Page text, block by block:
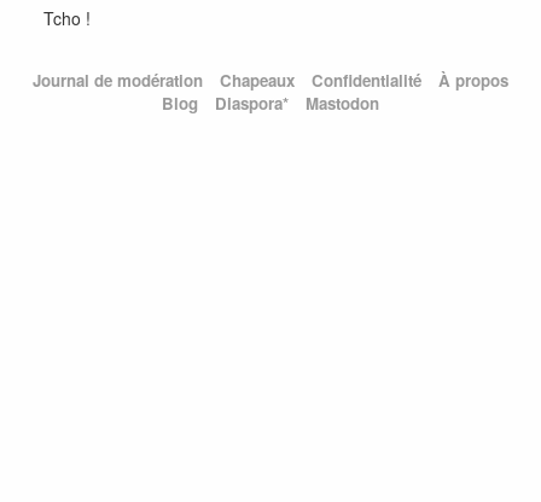
Tcho !
Journal de modération Chapeaux Confidentialité
À propos
Blog
Diaspora* Mastodon